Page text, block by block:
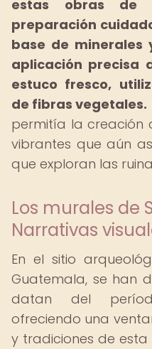
estas obras de
preparación
base de minerales
aplicación precisa
estuco fresco,
de fibras vegetales.
permitía la creación
vibrantes que aún
que exploran las
Los murales de
Narrativas
En el sitio
Guatemala, se han
datan del
ofreciendo una
y tradiciones de esta